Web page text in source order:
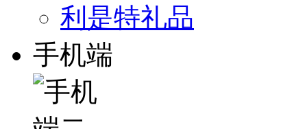
利是特礼品
手机端